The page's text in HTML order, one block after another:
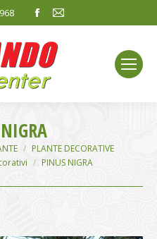
Facebook
opens
in
new
window
Mail
window
PLANTE DECORATIVE
PINUS NIGRA